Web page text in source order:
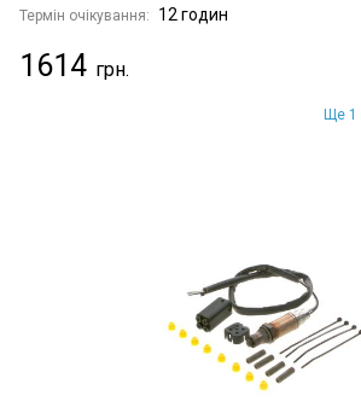
Термін очікування: 12 годин
1614
Ще 1